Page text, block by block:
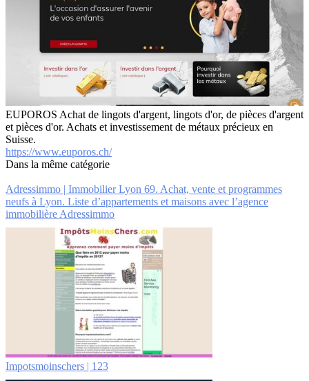
EUPOROS Achat de lingots d'argent, lingots d'or, de pièces d'argent
et pièces d'or. Achats et investissement de métaux précieux en
Suisse.
https://www.euporos.ch/
Dans la même catégorie
Adressimmo | Immobilier Lyon 69. Achat, vente et programmes
neufs à Lyon. Liste d’ap­par­te­ments et maisons avec l’agence
immobilière Adressimmo
Im­pots­moin­schers | 123